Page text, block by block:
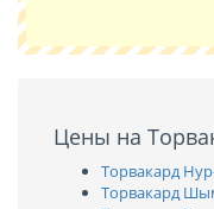
Цены на
Торвакард
Торвакард